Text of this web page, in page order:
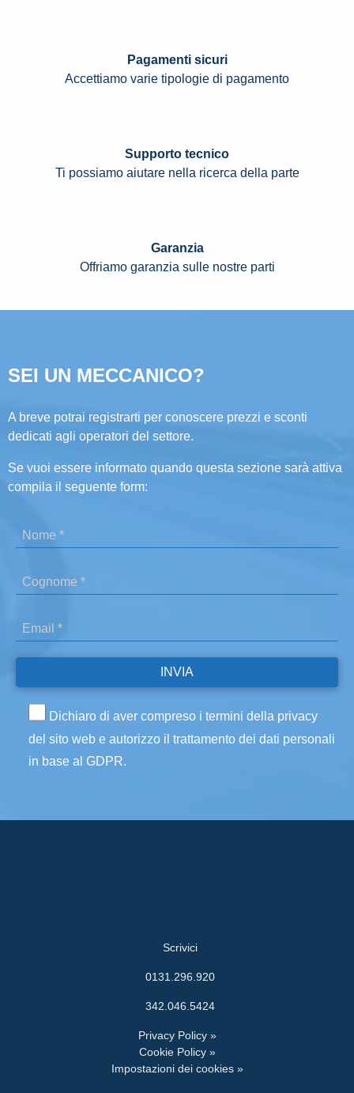
Pagamenti sicuri
Accettiamo varie tipologie di pagamento
Supporto tecnico
Ti possiamo aiutare nella ricerca della parte
Garanzia
Offriamo garanzia sulle nostre parti
SEI UN MECCANICO?
A breve potrai registrarti per conoscere prezzi e sconti
dedicati agli operatori del settore.
Se vuoi essere informato quando questa sezione sarà attiva
compila il seguente form:
Dichiaro di aver compreso i termini della privacy
del sito web e autorizzo il trattamento dei dati personali
in base al GDPR.
Scrivici
0131.296.920
342.046.5424
Privacy Policy »
Cookie Policy »
Impostazioni dei cookies »